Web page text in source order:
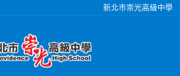
新北市崇光高級中學